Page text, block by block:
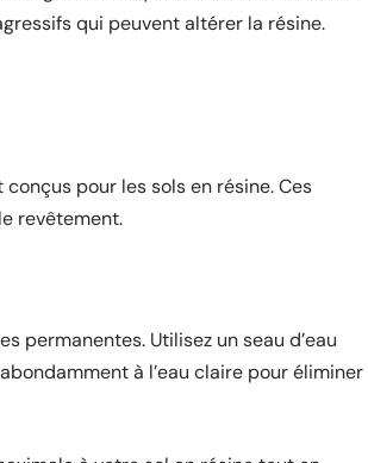
qui peuvent altérer la résine.
pour les sols en résine. Ces
revêtement.
permanentes. Utilisez un seau d’eau
à l’eau claire pour éliminer